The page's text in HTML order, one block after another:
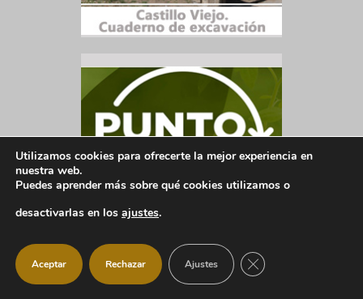
Utilizamos cookies para ofrecerte la mejor experiencia en
nuestra web.
Puedes aprender más sobre qué cookies utilizamos o
desactivarlas en los ajustes.
Aceptar Rechazar Ajustes CERRAR EL